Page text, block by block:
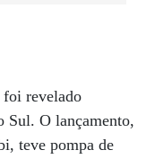
revelado
Sul. O lançamento,
teve pompa de